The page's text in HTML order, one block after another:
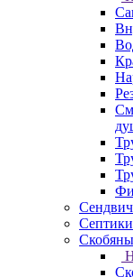
Септики